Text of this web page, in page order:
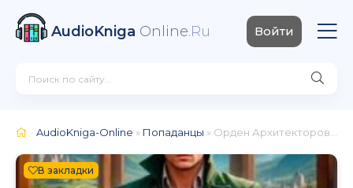
AudioKniga Online.Ru Войти
AudioKniga-Online » Попаданцы » Орден Архитекторов 11
В закладки